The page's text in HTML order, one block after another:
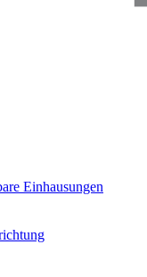
Einhausungen